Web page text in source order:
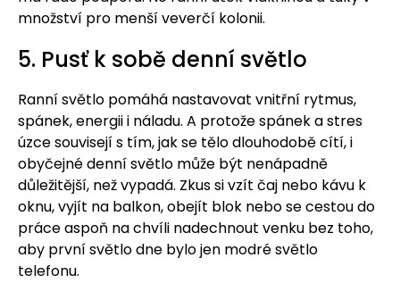
množství pro menší veverčí kolonii.
5. Pusť k sobě denní světlo
Ranní světlo pomáhá nastavovat vnitřní rytmus,
spánek, energii i náladu. A protože spánek a stres
úzce souvisejí s tím, jak se tělo dlouhodobě cítí, i
obyčejné denní světlo může být nenápadně
důležitější, než vypadá. Zkus si vzít čaj nebo kávu k
oknu, vyjít na balkon, obejít blok nebo se cestou do
práce aspoň na chvíli nadechnout venku bez toho,
aby první světlo dne bylo jen modré světlo
telefonu.